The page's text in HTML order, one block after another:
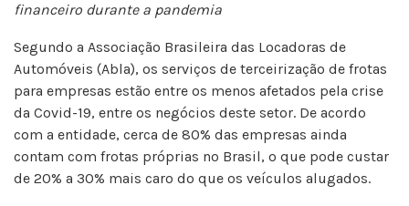
financeiro durante a pandemia
Segundo a Associação Brasileira das Locadoras de
Automóveis (Abla), os serviços de terceirização de frotas
para empresas estão entre os menos afetados pela crise
da Covid-19, entre os negócios deste setor. De acordo
com a entidade, cerca de 80% das empresas ainda
contam com frotas próprias no Brasil, o que pode custar
de 20% a 30% mais caro do que os veículos alugados.